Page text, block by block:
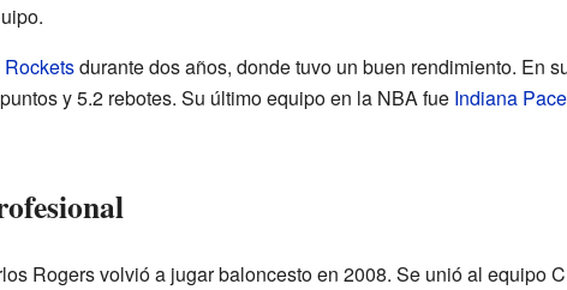
durante dos años, donde tuvo un buen rendimiento. En
y 5.2 rebotes. Su último equipo en la NBA fue Indiana
Rogers volvió a jugar baloncesto en 2008. Se unió al equipo